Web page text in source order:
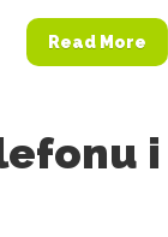
Read More
i